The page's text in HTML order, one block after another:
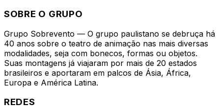
SOBRE O GRUPO
Grupo Sobrevento — O grupo paulistano se debruça há
40 anos sobre o teatro de animação nas mais diversas
modalidades, seja com bonecos, formas ou objetos.
Suas montagens já viajaram por mais de 20 estados
brasileiros e aportaram em palcos de Ásia, África,
Europa e América Latina.
REDES